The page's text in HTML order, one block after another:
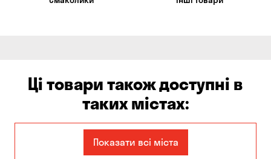
Ці товари також доступні в
таких містах:
ЄлизаветівкаПоказати всі міста